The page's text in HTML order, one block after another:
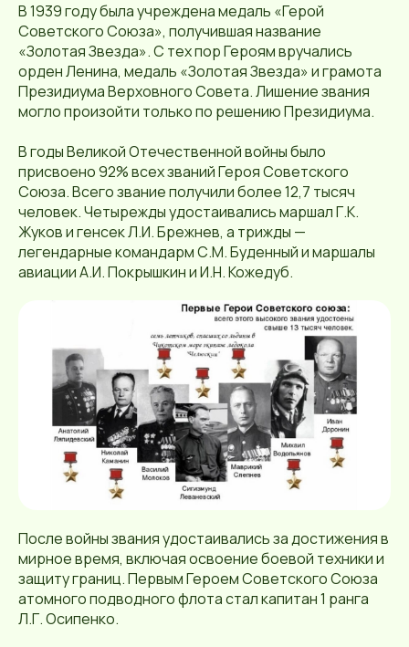
В 1939 году была учреждена медаль «Герой
Советского Союза», получившая название
«Золотая Звезда». С тех пор Героям вручались
орден Ленина, медаль «Золотая Звезда» и грамота
Президиума Верховного Совета. Лишение звания
могло произойти только по решению Президиума.
В годы Великой Отечественной войны было
присвоено 92% всех званий Героя Советского
Союза. Всего звание получили более 12,7 тысяч
человек. Четырежды удостаивались маршал Г.К.
Жуков и генсек Л.И. Брежнев, а трижды —
легендарные командарм С.М. Буденный и маршалы
авиации А.И. Покрышкин и И.Н. Кожедуб.
После войны звания удостаивались за достижения в
мирное время, включая освоение боевой техники и
защиту границ. Первым Героем Советского Союза
атомного подводного флота стал капитан 1 ранга
Л.Г. Осипенко.